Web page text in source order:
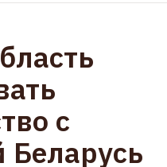
с
Беларусь